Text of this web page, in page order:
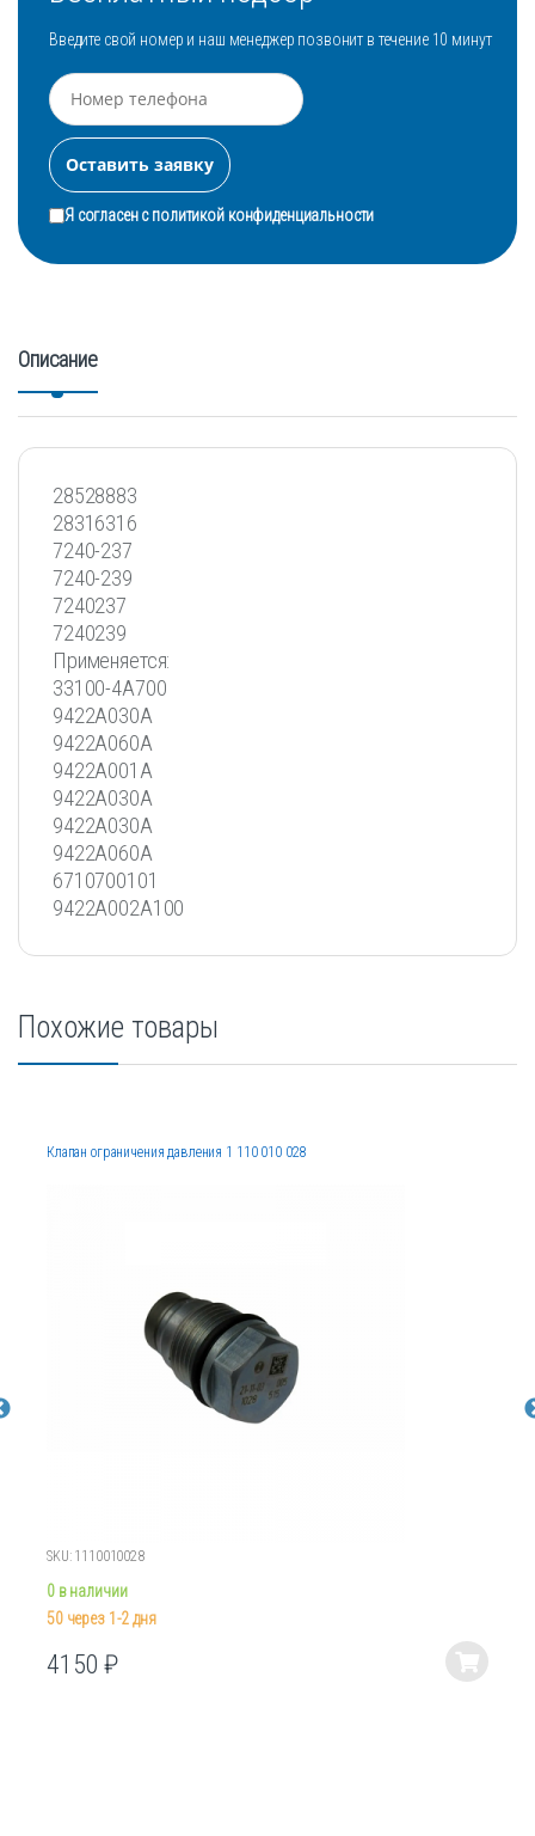
Введите свой номер и наш менеджер позвонит в течение 10 минут
Я согласен сполитикой конфиденциальности
Описание
28528883
28316316
7240-237
7240-239
7240237
7240239
Применяется:
33100-4A700
9422A030A
9422A060A
9422A001A
9422A030A
9422A030A
9422A060A
6710700101
9422A002A100
Похожие товары
Клапан ограничения давления 1 110 010 028
SKU: 1110010028
0 в наличии
50 через 1-2 дня
4150₽
Этот